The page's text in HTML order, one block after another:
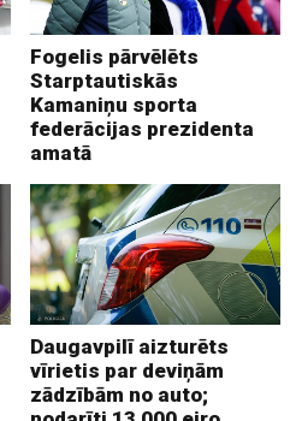
Fogelis pārvēlēts
Starptautiskās
Kamaniņu sporta
federācijas prezidenta
amatā
Daugavpilī aizturēts
vīrietis par deviņām
zādzībām no auto;